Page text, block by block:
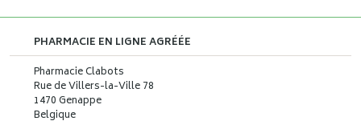
PHARMACIE EN LIGNE AGRÉÉE
Pharmacie Clabots
Rue de Villers-la-Ville 78
1470 Genappe
Belgique